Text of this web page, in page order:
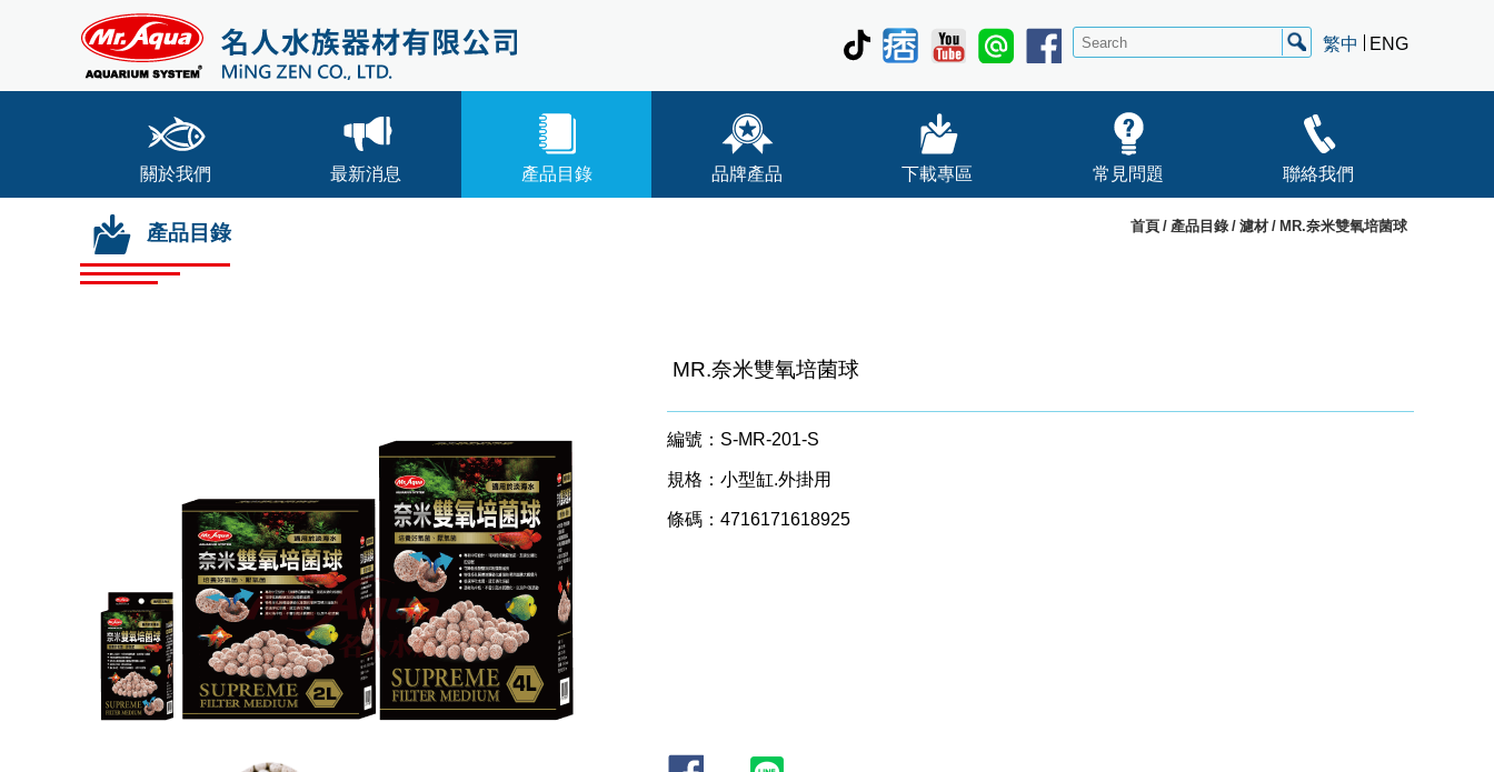
繁中 ENG
關於我們 最新消息 產品目錄 品牌產品 下載專區 常見問題 聯絡我們
產品目錄 首頁 產品目錄 濾材 MR.奈米雙氧培菌球
MR.奈米雙氧培菌球
編號：S-MR-201-S
規格：小型缸.外掛用
條碼：4716171618925